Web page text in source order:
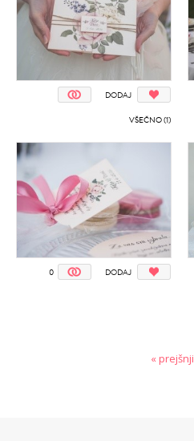
DODAJ
VŠEČNO (1)
DODAJ
0
« prejšnji